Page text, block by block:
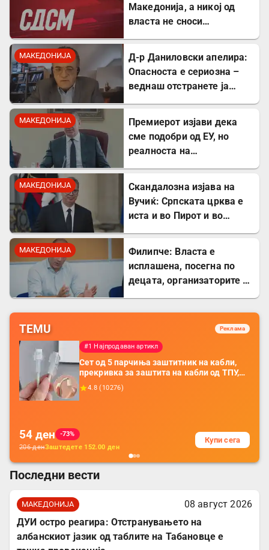
Македонија, а никој од
власта не сноси
МАКЕДОНИЈА
Д-р Даниловски апелира:
Опасноста е сериозна –
веднаш отстранете ја
западнонилска треска!
МАКЕДОНИЈА
Премиерот изјави дека
сме подобри од ЕУ, но
реалноста на
МАКЕДОНИЈА
Скандалозна изјава на
Вучиќ: Српската црква е
иста и во Пирот и во
МАКЕДОНИЈА
Филипче: Власта е
исплашена, посегна по
децата, организаторите и
TEMU Реклама
#1 Најпродаван артикл
Сет од 5 парчиња заштитник на кабли,
прекривка за заштита на кабли од ТПУ,
додатоци за заштита на кабли, без
батерија, за мобилни телефони, комплет
4.8 (10276)
54 ден
-73%
206денЗаштедете 152.00 ден
Купи сега
Последни вести
МАКЕДОНИЈА
08 август 2026
ДУИ остро реагира: Отстранувањето на
албанскиот јазик од таблите на Табановце е